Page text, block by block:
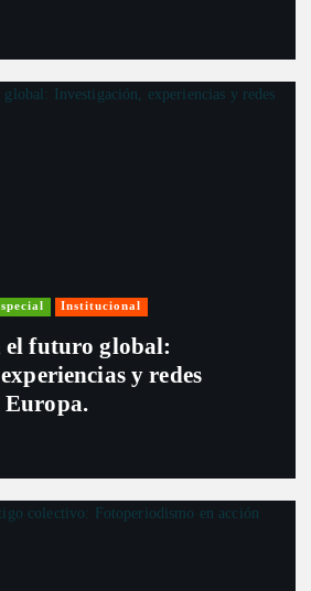
Institucional
el futuro global:
y redes
Europa.